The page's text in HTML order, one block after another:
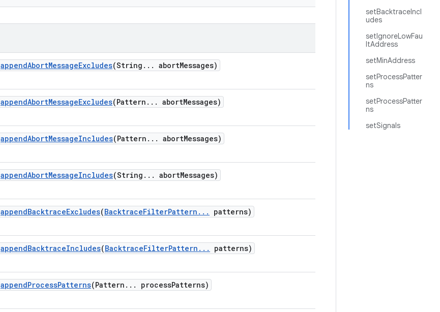
setBacktraceIncl
udes
setIgnoreLowFau
ltAddress
setMinAddress
setProcessPatter
ns
setProcessPatter
ns
setSignals
appendAbortMessageExcludes(String . . . abortMessages)
appendAbortMessageExcludes(Pattern . . . abortMessages)
appendAbortMessageIncludes(Pattern . . . abortMessages)
appendAbortMessageIncludes(String . . . abortMessages)
appendBacktraceExcludes(BacktraceFilterPattern . . . patterns)
appendBacktraceIncludes(BacktraceFilterPattern . . . patterns)
appendProcessPatterns(Pattern . . . processPatterns)